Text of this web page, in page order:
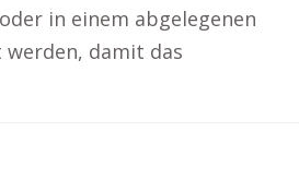
in einem abgelegenen
werden, damit das